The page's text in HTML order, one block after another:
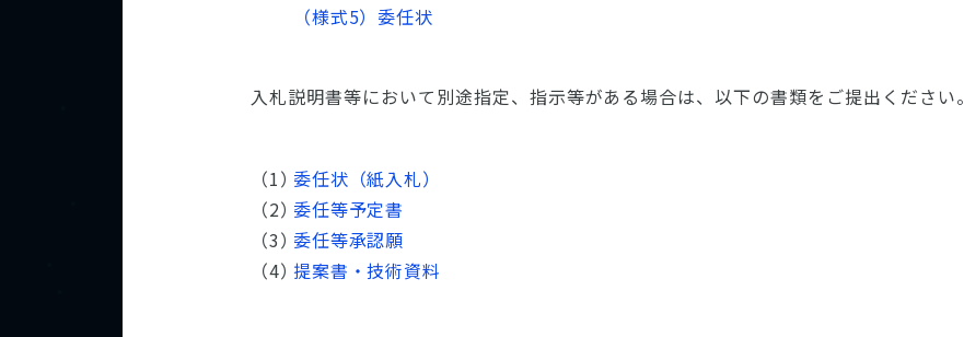
（様式5）委任状
入札説明書等において別途指定、指示等がある場合は、以下の書類をご提出ください。
委任状（紙入札）
委任等予定書
委任等承認願
提案書・技術資料